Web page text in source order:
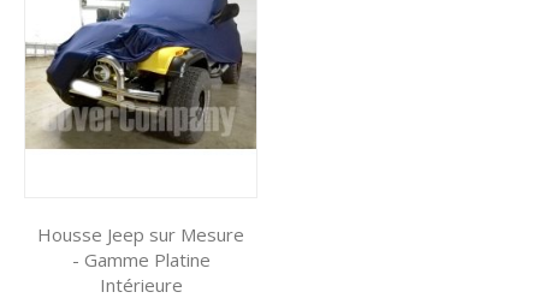
Housse Jeep sur Mesure
- Gamme Platine
Intérieure